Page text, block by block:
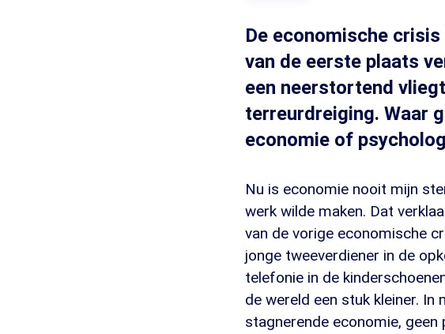
De economische
van de eerste plaats
een neerstortend
terreurdreiging. Waar
economie of
Nu is economie nooit mijn
werk wilde maken. Dat
van de vorige economische
jonge tweeverdiener in de
telefonie in de
de wereld een stuk kleiner.
stagnerende economie, geen